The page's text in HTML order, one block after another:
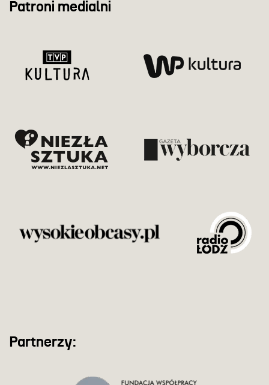
Patroni medialni
Partnerzy: